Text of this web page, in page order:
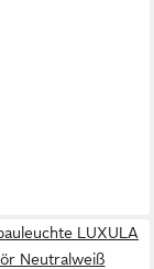
LUXULA
Neutralweiß